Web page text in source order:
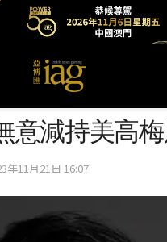
意減持美高
年11月21日 16:07